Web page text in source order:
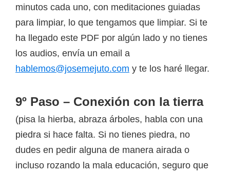
minutos cada uno, con meditaciones guiadas
para limpiar, lo que tengamos que limpiar. Si te
ha llegado este PDF por algún lado y no tienes
los audios, envía un email a
hablemos@josemejuto.com y te los haré llegar.
9º Paso – Conexión con la tierra
(pisa la hierba, abraza árboles, habla con una
piedra si hace falta. Si no tienes piedra, no
dudes en pedir alguna de manera airada o
incluso rozando la mala educación, seguro que